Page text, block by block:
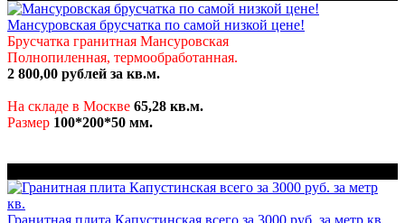
Мансуровская брусчатка по самой низкой цене!
Брусчатка гранитная Мансуровская
Полнопиленная, термообработанная.
2 800,00 рублей за кв.м.
На складе в Москве 65,28 кв.м.
Размер 100*200*50 мм.
Гранитная плита Капустинская всего за 3000 руб. за метр кв.